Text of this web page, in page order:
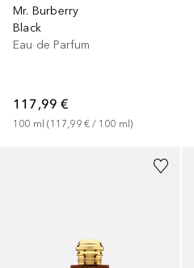
Mr. Burberry
Black
Eau de Parfum
117,99 €
100 ml (117,99 € / 100 ml)